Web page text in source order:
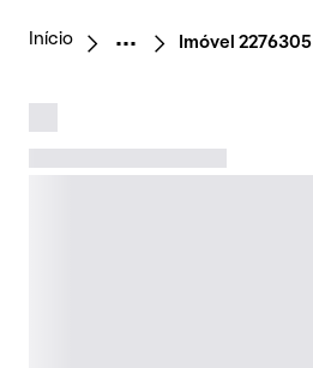
Início Imóvel 2276305